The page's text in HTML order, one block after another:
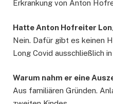
Erkrankung von Anton
Hatte Anton Hofreiter
Nein. Dafür gibt es keinen
Long Covid ausschließlich
Warum nahm er eine
Aus familiären Gründen.